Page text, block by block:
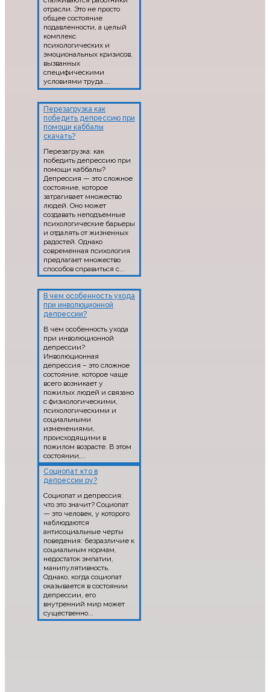
отрасли. Это не просто
общее состояние
подавленности, а целый
комплекс
психологических и
эмоциональных кризисов,
вызванных
специфическими
условиями труда....
Перезагрузка как
победить депрессию при
помощи каббалы
скачать?
Перезагрузка: как
победить депрессию при
помощи каббалы?
Депрессия — это сложное
состояние, которое
затрагивает множество
людей. Оно может
создавать неподъемные
психологические барьеры
и отдалять от жизненных
радостей. Однако
современная психология
предлагает множество
способов справиться с...
В чем особенность ухода
при инволюционной
депрессии?
В чем особенность ухода
при инволюционной
депрессии?
Инволюционная
депрессия – это сложное
состояние, которое чаще
всего возникает у
пожилых людей и связано
с физиологическими,
психологическими и
социальными
изменениями,
происходящими в
пожилом возрасте. В этом
состоянии,...
Социопат кто в
депрессии ру?
Социопат и депрессия:
что это значит? Социопат
— это человек, у которого
наблюдаются
антисоциальные черты
поведения: безразличие к
социальным нормам,
недостаток эмпатии,
манипулятивность.
Однако, когда социопат
оказывается в состоянии
депрессии, его
внутренний мир может
существенно...